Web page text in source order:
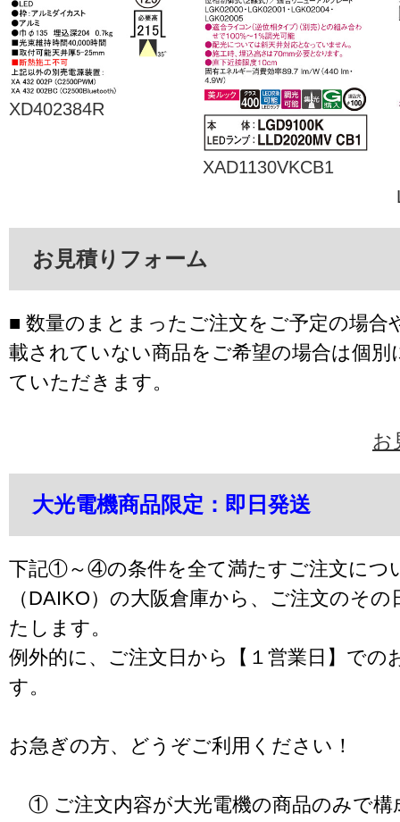
XD402384R
XAD1130VKCB1
お見積りフォーム
■ 数量のまとまったご注文をご予定の場合
載されていない商品をご希望の場合は個別
ていただきます。
お
大光電機商品限定：即日発送
下記①～④の条件を全て満たすご注文につ
（DAIKO）の大阪倉庫から、ご注文のそ
たします。
例外的に、ご注文日から【１営業日】での
す。
お急ぎの方、どうぞご利用ください！
① ご注文内容が大光電機の商品のみで構